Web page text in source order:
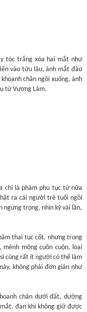
tóc trắng xóa hai mắt như
vào tửu lâu, ánh mắt đảo
chân ngồi xuống, ánh
tử Vương Lâm.
chỉ là phàm phu tục tử nửa
ra cái người trẻ tuổi ngồi
ngưng trọng, nhìn kỹ vài lần,
thai tục cốt, nhưng trong
mông cuồn cuộn, loại
cũng rất ít người có thể làm
không phải đơn giản như
chân dưới đất, dường
đan khí không giữ được